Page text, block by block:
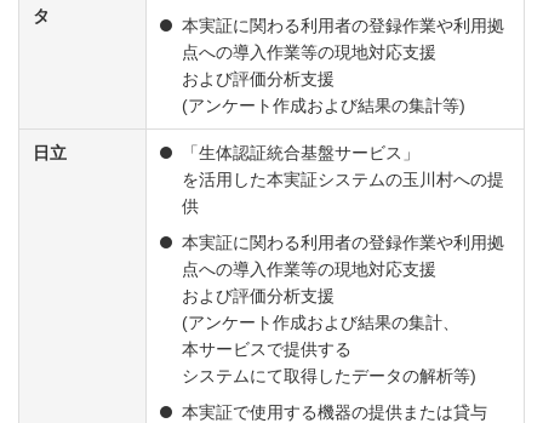
タ
本実証に関わる利用者の登録作業や利用拠
点への導入作業等の現地対応支援
および評価分析支援
(アンケート作成および結果の集計等)
日立
「生体認証統合基盤サービス」
を活用した本実証システムの玉川村への提
供
本実証に関わる利用者の登録作業や利用拠
点への導入作業等の現地対応支援
および評価分析支援
(アンケート作成および結果の集計、
本サービスで提供する
システムにて取得したデータの解析等)
本実証で使用する機器の提供または貸与